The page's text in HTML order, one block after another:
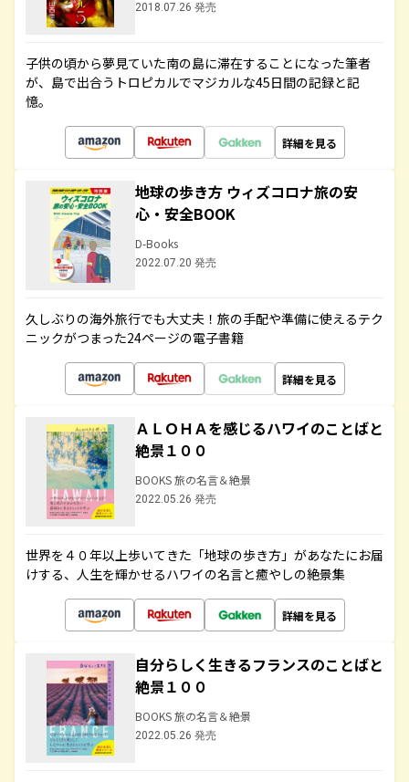
2018.07.26 発売
子供の頃から夢見ていた南の島に滞在することになった筆者
が、島で出合うトロピカルでマジカルな45日間の記録と記
憶。
詳細を見る
地球の歩き方 ウィズコロナ旅の安
心・安全BOOK
D-Books
2022.07.20 発売
久しぶりの海外旅行でも大丈夫！旅の手配や準備に使えるテク
ニックがつまった24ページの電子書籍
詳細を見る
ＡＬＯＨＡを感じるハワイのことばと
絶景１００
BOOKS 旅の名言＆絶景
2022.05.26 発売
世界を４０年以上歩いてきた「地球の歩き方」があなたにお届
けする、人生を輝かせるハワイの名言と癒やしの絶景集
詳細を見る
自分らしく生きるフランスのことばと
絶景１００
BOOKS 旅の名言＆絶景
2022.05.26 発売